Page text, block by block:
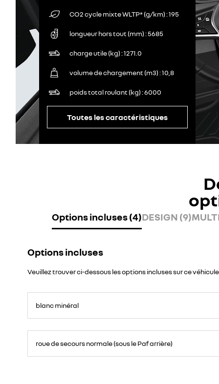
CO2 cycle mixte WLTP* (g/km) 195
longueur hors tout (mm) 5685
charge utile (kg) 1271.0
volume de chargement (m3) 10,8
poids total roulant (kg) 6000
Toutes les caractéristiques
Options incluses (4)DESIGN (9)
Options incluses
Veuillez trouver ci-dessous les options incluses sur ce véhicule
blanc minéral
roue de secours normale (sous le Paf arrière)